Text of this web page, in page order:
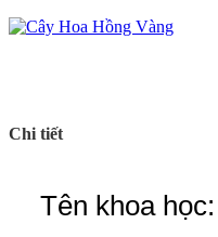
Chi tiết
Tên khoa